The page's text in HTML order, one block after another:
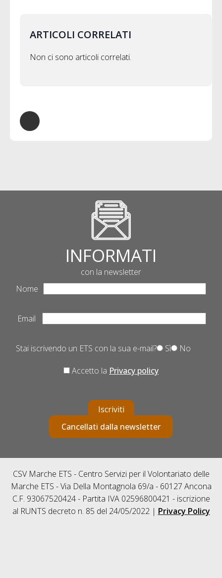
ARTICOLI CORRELATI
Non ci sono articoli correlati.
INFORMATI
con la newsletter
Nome
Email
Stai iscrivendo un ETS con la sua e-mail? Sì No
Accetto la Privacy policy
Iscriviti
Cancellati dalla newsletter
CSV Marche ETS - Centro Servizi per il Volontariato delle
Marche ETS - Via Della Montagnola 69/a - 60127 Ancona
C.F. 93067520424 - Partita IVA 02596800421 - iscrizione
al RUNTS decreto n. 85 del 24/05/2022 | Privacy Policy